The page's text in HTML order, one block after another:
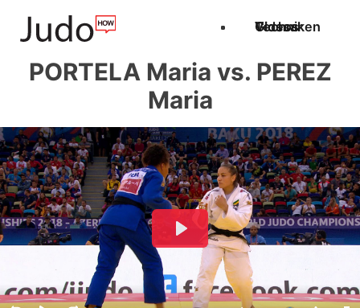
Techniken
Videos
Glossar
PORTELA Maria vs. PEREZ
Maria